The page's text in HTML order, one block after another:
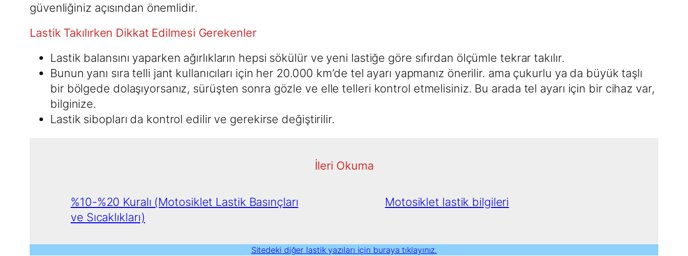
güvenliğiniz açısından önemlidir.
Lastik Takılırken Dikkat Edilmesi Gerekenler
Lastik balansını yaparken ağırlıkların hepsi sökülür ve yeni lastiğe göre sıfırdan ölçümle tekrar takılır.
Bunun yanı sıra telli jant kullanıcıları için her 20.000 km’de tel ayarı yapmanız önerilir. ama çukurlu ya da büyük taşlı
bir bölgede dolaşıyorsanız, sürüşten sonra gözle ve elle telleri kontrol etmelisiniz. Bu arada tel ayarı için bir cihaz var,
bilginize.
Lastik sibopları da kontrol edilir ve gerekirse değiştirilir.
İleri Okuma
%10-%20 Kuralı (Motosiklet Lastik Basınçları
ve Sıcaklıkları)
Motosiklet lastik bilgileri
Sitedeki diğer lastik yazıları için buraya tıklayınız.